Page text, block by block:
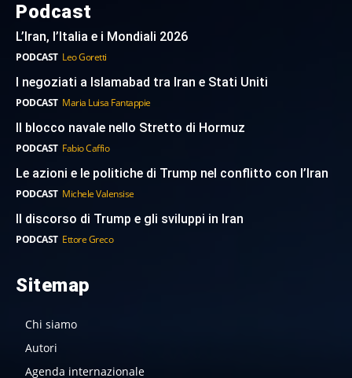
Podcast
L’Iran, l’Italia e i Mondiali 2026
PODCAST Leo Goretti
I negoziati a Islamabad tra Iran e Stati Uniti
PODCAST Maria Luisa Fantappie
Il blocco navale nello Stretto di Hormuz
PODCAST Fabio Caffio
Le azioni e le politiche di Trump nel conflitto con l’Iran
PODCAST Michele Valensise
Il discorso di Trump e gli sviluppi in Iran
PODCAST Ettore Greco
Sitemap
Chi siamo
Autori
Agenda internazionale